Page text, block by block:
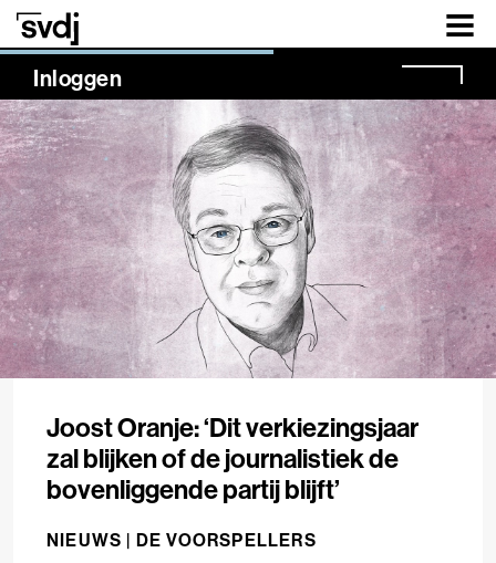
Naar hoofdinhoud
Inloggen
NaN%
Joost Oranje: ‘Dit verkiezingsjaar
zal blijken of de journalistiek de
bovenliggende partij blijft’
NIEUWS | DE VOORSPELLERS